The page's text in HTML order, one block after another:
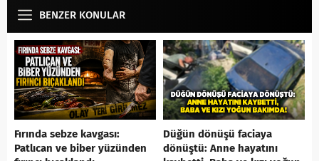
BENZER KONULAR
Fırında sebze kavgası:
Patlıcan ve biber yüzünden
Düğün dönüşü faciaya
dönüştü: Anne hayatını